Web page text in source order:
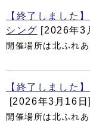
【終了しました
シング [2026年3
開催場所は北ふれ
【終了しました
[2026年3月16日]
開催場所は北ふれ